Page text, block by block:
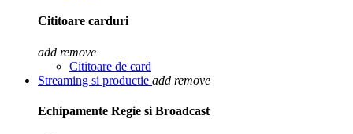
Cititoare carduri
add remove
Cititoare de card
Streaming si productie add remove
Echipamente Regie si Broadcast